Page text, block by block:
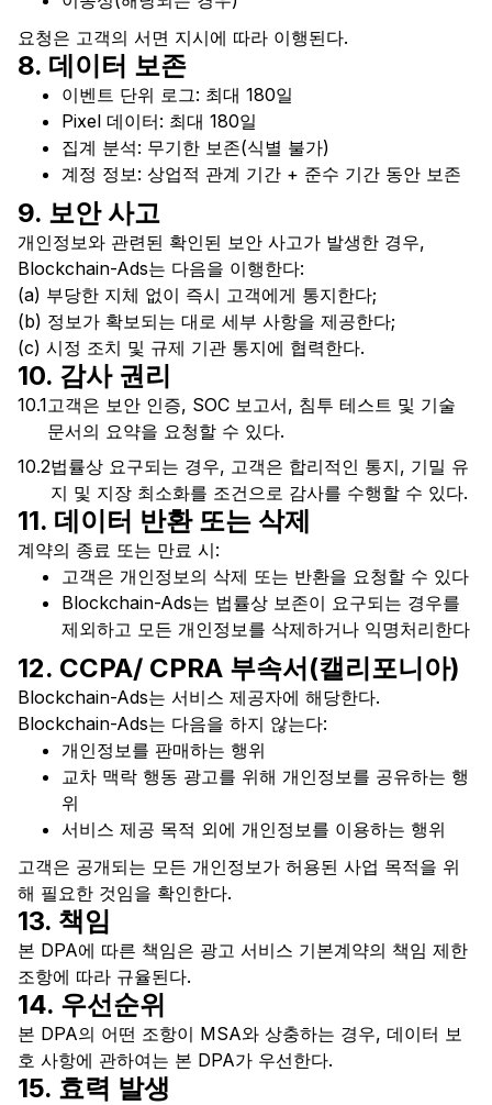
요청은 고객의 서면 지시에 따라 이행된다.
8. 데이터 보존
이벤트 단위 로그: 최대 180일
Pixel 데이터: 최대 180일
집계 분석: 무기한 보존(식별 불가)
계정 정보: 상업적 관계 기간 + 준수 기간 동안 보존
9. 보안 사고
개인정보와 관련된 확인된 보안 사고가 발생한 경우,
Blockchain-Ads는 다음을 이행한다:
(a) 부당한 지체 없이 즉시 고객에게 통지한다;
(b) 정보가 확보되는 대로 세부 사항을 제공한다;
(c) 시정 조치 및 규제 기관 통지에 협력한다.
10. 감사 권리
10.1고객은 보안 인증, SOC 보고서, 침투 테스트 및 기술
문서의 요약을 요청할 수 있다.
10.2법률상 요구되는 경우, 고객은 합리적인 통지, 기밀 유
지 및 지장 최소화를 조건으로 감사를 수행할 수 있다.
11. 데이터 반환 또는 삭제
계약의 종료 또는 만료 시:
고객은 개인정보의 삭제 또는 반환을 요청할 수 있다
Blockchain-Ads는 법률상 보존이 요구되는 경우를
제외하고 모든 개인정보를 삭제하거나 익명처리한다
12. CCPA/ CPRA 부속서(캘리포니아)
Blockchain-Ads는 서비스 제공자에 해당한다.
Blockchain-Ads는 다음을 하지 않는다:
개인정보를 판매하는 행위
교차 맥락 행동 광고를 위해 개인정보를 공유하는 행
위
서비스 제공 목적 외에 개인정보를 이용하는 행위
고객은 공개되는 모든 개인정보가 허용된 사업 목적을 위
해 필요한 것임을 확인한다.
13. 책임
본 DPA에 따른 책임은 광고 서비스 기본계약의 책임 제한
조항에 따라 규율된다.
14. 우선순위
본 DPA의 어떤 조항이 MSA와 상충하는 경우, 데이터 보
호 사항에 관하여는 본 DPA가 우선한다.
15. 효력 발생